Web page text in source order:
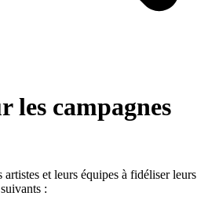
campagnes
et leurs équipes à fidéliser leurs
suivants :